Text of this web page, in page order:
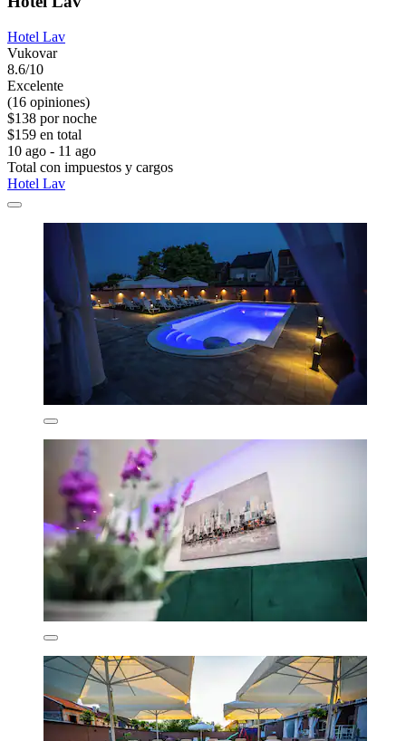
Hotel Lav
Vukovar
8.6/10
Excelente
(16 opiniones)
$138 por noche
$159 en total
10 ago - 11 ago
Total con impuestos y cargos
Hotel Lav